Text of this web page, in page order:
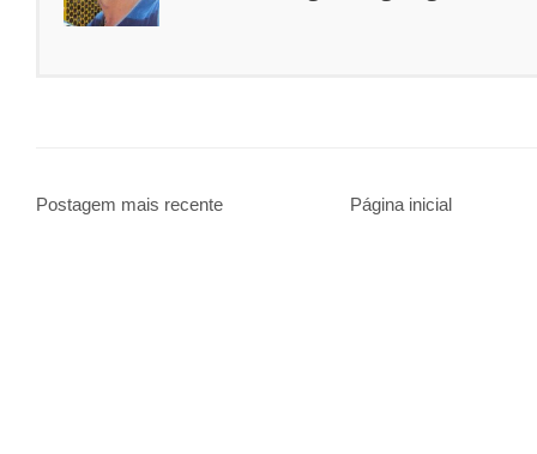
Postagem mais recente Página inicial